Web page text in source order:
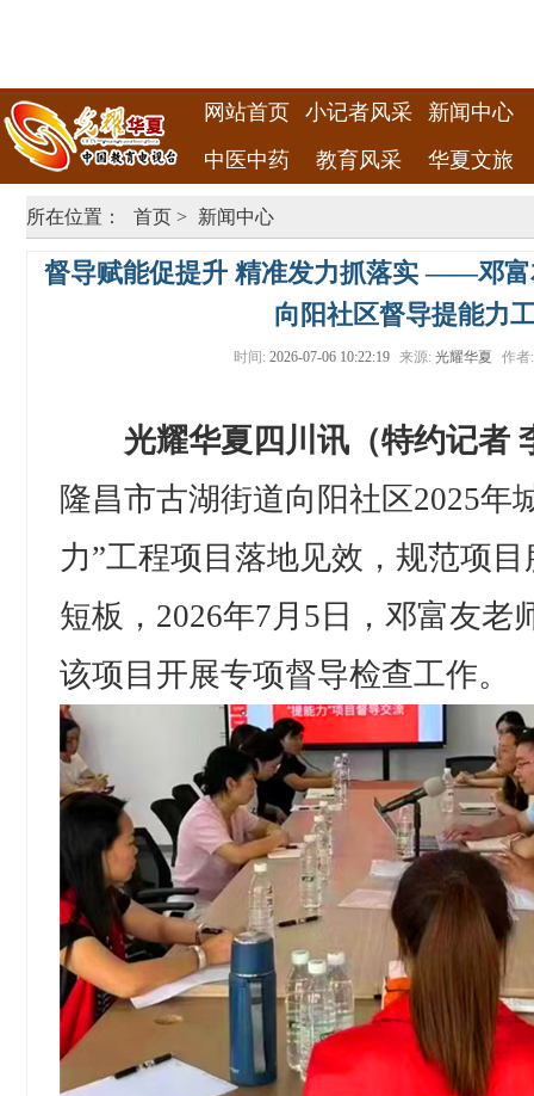
网站首页 小记者风采
新闻中心
中医中药
教育风采 华夏文旅
所在位置： 首页 > 新闻中心
督导赋能促提升 精准发力抓落实 ——邓
向阳社区督导提能力
时间: 2026-07-06 10:22:19 来源: 光耀华夏 作者:
光耀华夏四川讯（特约记者
隆昌市古湖街道向阳社区2025年
力”工程项目落地见效，规范项
短板，2026年7月5日，邓富友老
该项目开展专项督导检查工作。